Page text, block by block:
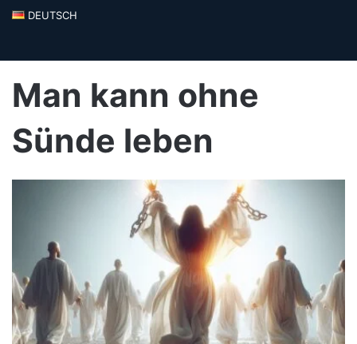
DEUTSCH
Man kann ohne
Sünde leben